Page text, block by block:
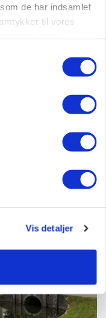
de har indsamlet
til vores
Vis detaljer